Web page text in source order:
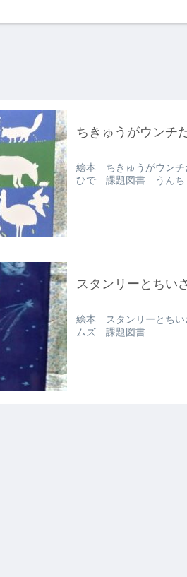
ちきゅうがウンチ
絵本 ちきゅうがウン
ひで 課題図書 うんち
スタンリーとちい
絵本 スタンリーとち
ムズ 課題図書